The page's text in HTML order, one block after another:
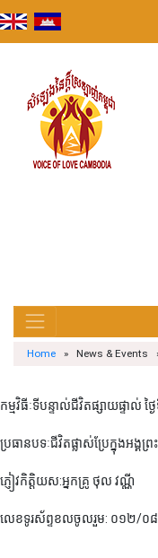
to
content
Home » News & Events
កម្មវិធីៈទីបន្ទាល់ជីវិតផ្សាយផ្ទាល់
ប្រធានបទៈជីវិតផ្លាស់ប្រែក្នុងអង្គព្
ភ្ញៀវកិត្តិយស:អ្នកគ្រូ ថុល វណ្ណី
លេខទូរស័ព្ទខលចូលរួម: ០១២/០